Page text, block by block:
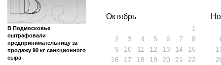
В Подмосковье
оштрафовали
предпринимательницу за
продажу 90 кг санкционного
сыра
Октябрь
1
2
3 4 5 6 7
8
9
10 11 12 13 14
15
16
17 18 19 20 21
22